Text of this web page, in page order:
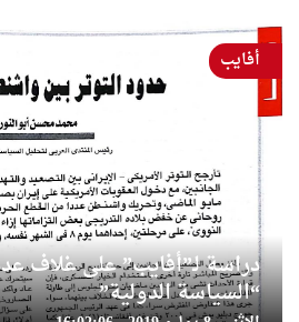
دراسة لـ”أفايب” على غلاف
“السياسة الدولية”
أفايب